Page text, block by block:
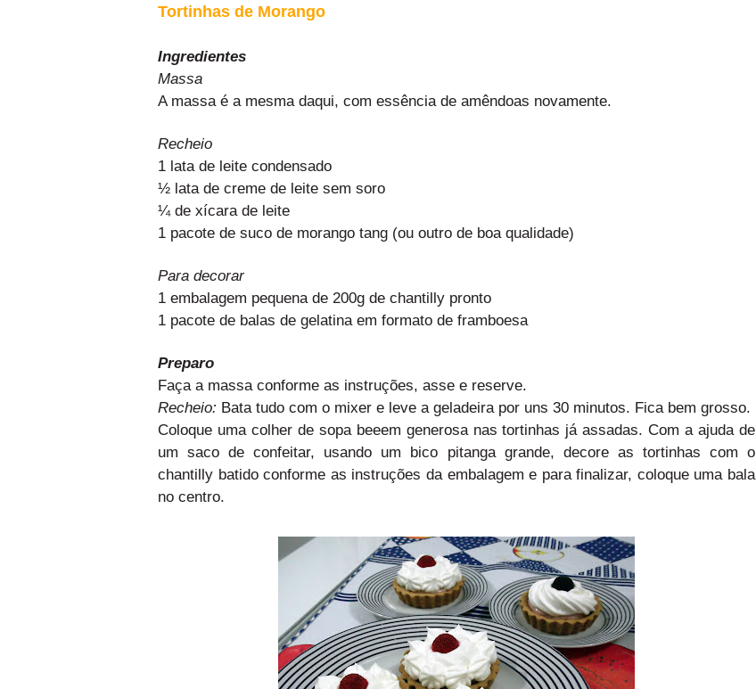
Tortinhas de Morango
Ingredientes
Massa
A massa é a mesma daqui , com essência de amêndoas novamente.
Recheio
1 lata de leite condensado
½ lata de creme de leite sem soro
¼ de xícara de leite
1 pacote de suco de morango tang (ou outro de boa qualidade)
Para decorar
1 embalagem pequena de 200g de chantilly pronto
1 pacote de balas de gelatina em formato de framboesa
Preparo
Faça a massa conforme as instruções, asse e reserve.
Recheio: Bata tudo com o mixer e leve a geladeira por uns 30 minutos. Fica bem grosso.
Coloque uma colher de sopa beeem generosa nas tortinhas já assadas. Com a ajuda de
um saco de confeitar, usando um bico pitanga grande, decore as tortinhas com o
chantilly batido conforme as instruções da embalagem e para finalizar, coloque uma bala
no centro.